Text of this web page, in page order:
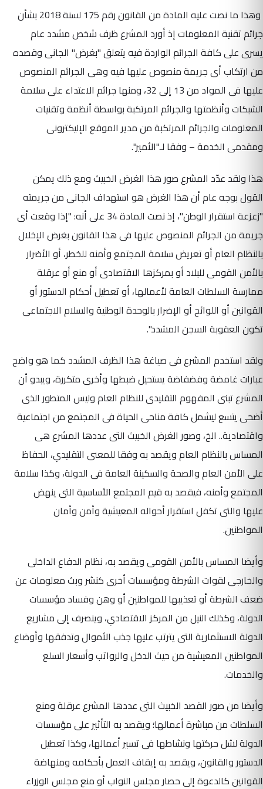
وهذا ما نصت عليه المادة من القانون رقم 175 لسنة 2018 بشأن
جرائم تقنية المعلومات إذ أورد المشرع ظرف شخص مشدد عام
يسرى على كافة الجرائم الواردة فيه يتعلق "بغرض" الجانى وقصده
من ارتكاب أى جريمة منصوص عليها فيه وهى الجرائم المنصوص
عليها فى المواد من 13 إلى 32، ومنها جرائم الاعتداء على سلامة
الشبكات وأنظمتها والجرائم المرتكبة بواسطة أنظمة وتقنيات
المعلومات والجرائم المرتكبة من مدير الموقع الإليكترونى
ومقدمى الخدمة – وفقا لـ"الأمير".
هذا ولقد عدّد المشرع صور هذا الغرض الخبيث ومع ذلك يمكن
القول بوجه عام أن هذا الغرض هو استهداف الجانى من جريمته
"زعزعة استقرار الوطن"، إذ نصت المادة 34 على أنه: "إذا وقعت أى
جريمة من الجرائم المنصوص عليها فى هذا القانون بغرض الإخلال
بالنظام العام أو تعريض سلامة المجتمع وأمنه للخطر، أو الأضرار
بالأمن القومى للبلاد أو بمركزها الاقتصادى أو منع أو عرقلة
ممارسة السلطات العامة لأعمالها، أو تعطيل أحكام الدستور أو
القوانين أو اللوائح أو الإضرار بالوحدة الوطنية والسلام الاجتماعى
تكون العقوبة السجن المشدد".
ولقد استخدم المشرع فى صياغة هذا الظرف المشدد كما هو واضح
عبارات غامضة وفضفاضة يستحيل ضبطها وأخرى متكررة، ويبدو أن
المشرع تبنى المفهوم التقليدى للنظام العام وليس المتطور الذى
أضحى يتسع ليشمل كافة مناحى الحياة فى المجتمع من اجتماعية
واقتصادية.. الخ، وصور الغرض الخبيث التى عددها المشرع هى
المساس بالنظام العام ويقصد به وفقا للمعنى التقليدي، الحفاظ
على الأمن العام والصحة والسكينة العامة فى الدولة، وكذا سلامة
المجتمع وأمنه، فيقصد به قيم المجتمع الأساسية التى ينهض
عليها والتى تكفل استقرار أحواله المعيشية وأمن وأمان
المواطنين.
وأيضا المساس بالأمن القومى ويقصد به، نظام الدفاع الداخلى
والخارجى لقوات الشرطة ومؤسسات أخرى كنشر وبث معلومات عن
ضعف الشرطة أو تعذيبها للمواطنين أو وهن وفساد مؤسسات
الدولة، وكذلك النيل من المركز الاقتصادي، وينصرف إلى مشاريع
الدولة الاستثمارية التى يترتب عليها جذب الأموال وتدفقها وأوضاع
المواطنين المعيشية من حيث الدخل والرواتب وأسعار السلع
والخدمات.
وأيضا من صور القصد الخبيث التى عددها المشرع عرقلة ومنع
السلطات من مباشرة أعمالها؛ ويقصد به التأثير على مؤسسات
الدولة لشل حركتها ونشاطها فى تسير أعمالها، وكذا تعطيل
الدستور والقانون، ويقصد به إيقاف العمل بأحكامه ومنهاضة
القوانين كالدعوة إلى حصار مجلس النواب أو منع مجلس الوزراء